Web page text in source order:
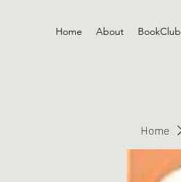
Home About BookClub
Home